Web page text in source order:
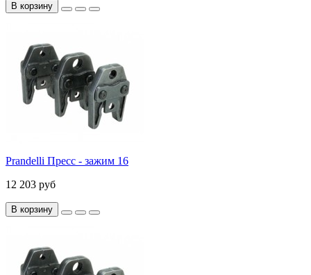
В корзину
Prandelli Пресс - зажим 16
12 203 руб
В корзину